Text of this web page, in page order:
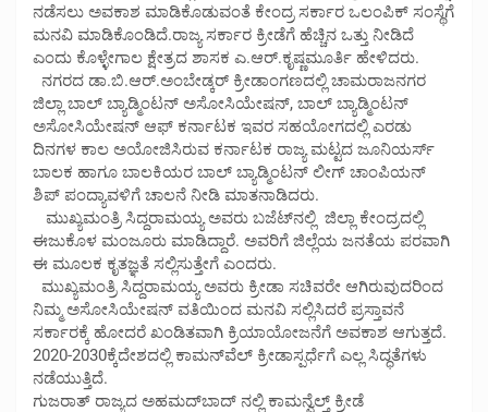
ನಡೆಸಲು ಅವಕಾಶ ಮಾಡಿಕೊಡುವಂತೆ ಕೇಂದ್ರ ಸರ್ಕಾರ ಒಲಂಪಿಕ್ ಸಂಸ್ಥೆಗೆ
ಮನವಿ ಮಾಡಿಕೊಂಡಿದೆ.ರಾಜ್ಯ ಸರ್ಕಾರ ಕ್ರೀಡೆಗೆ ಹೆಚ್ಚಿನ ಒತ್ತು ನೀಡಿದೆ
ಎಂದು ಕೊಳ್ಳೇಗಾಲ ಕ್ಷೇತ್ರದ ಶಾಸಕ ಎ.ಆರ್.ಕೃಷ್ಣಮೂರ್ತಿ ಹೇಳಿದರು.
ನಗರದ ಡಾ.ಬಿ.ಆರ್.ಅಂಬೇಡ್ಕರ್ ಕ್ರೀಡಾಂಗಣದಲ್ಲಿ ಚಾಮರಾಜನಗರ
ಜಿಲ್ಲಾ ಬಾಲ್ ಬ್ಯಾಡ್ಮಿಂಟನ್ ಅಸೋಸಿಯೇಷನ್, ಬಾಲ್ ಬ್ಯಾಡ್ಮಿಂಟನ್
ಅಸೋಸಿಯೇಷನ್ ಆಫ್ ಕರ್ನಾಟಕ ಇವರ ಸಹಯೋಗದಲ್ಲಿ ಎರಡು
ದಿನಗಳ ಕಾಲ ಅಯೋಜಿಸಿರುವ ಕರ್ನಾಟಕ ರಾಜ್ಯ ಮಟ್ಟದ ಜೂನಿಯರ್ಸ್
ಬಾಲಕ ಹಾಗೂ ಬಾಲಕಿಯರ ಬಾಲ್ ಬ್ಯಾಡ್ಮಿಂಟನ್ ಲೀಗ್ ಚಾಂಪಿಯನ್
ಶಿಪ್ ಪಂದ್ಯಾವಳಿಗೆ ಚಾಲನೆ ನೀಡಿ ಮಾತನಾಡಿದರು.
ಮುಖ್ಯಮಂತ್ರಿ ಸಿದ್ದರಾಮಯ್ಯ ಅವರು ಬಜೆಟ್‌ನಲ್ಲಿ ಜಿಲ್ಲಾ ಕೇಂದ್ರದಲ್ಲಿ
ಈಜುಕೊಳ ಮಂಜೂರು ಮಾಡಿದ್ದಾರೆ. ಅವರಿಗೆ ಜಿಲ್ಲೆಯ ಜನತೆಯ ಪರವಾಗಿ
ಈ ಮೂಲಕ ಕೃತಜ್ಞತೆ ಸಲ್ಲಿಸುತ್ತೇಗೆ ಎಂದರು.
ಮುಖ್ಯಮಂತ್ರಿ ಸಿದ್ದರಾಮಯ್ಯ ಅವರು ಕ್ರೀಡಾ ಸಚಿವರೇ ಆಗಿರುವುದರಿಂದ
ನಿಮ್ಮ ಅಸೋಸಿಯೇಷನ್ ವತಿಯಿಂದ ಮನವಿ ಸಲ್ಲಿಸಿದರೆ ಪ್ರಸ್ತಾವನೆ
ಸರ್ಕಾರಕ್ಕೆ ಹೋದರೆ ಖಂಡಿತವಾಗಿ ಕ್ರಿಯಾಯೋಜನೆಗೆ ಅವಕಾಶ ಆಗುತ್ತದೆ.
2020-2030ಕ್ಕೆದೇಶದಲ್ಲಿ ಕಾಮನ್‌ವೆಲ್ ಕ್ರೀಡಾಸ್ಪರ್ಧೆಗೆ ಎಲ್ಲ ಸಿದ್ಧತೆಗಳು
ನಡೆಯುತ್ತಿದೆ.
ಗುಜರಾತ್ ರಾಜ್ಯದ ಅಹಮದ್‌ಬಾದ್ ನಲ್ಲಿ ಕಾಮನ್ವೆಲ್ತ್‌ ಕ್ರೀಡೆ